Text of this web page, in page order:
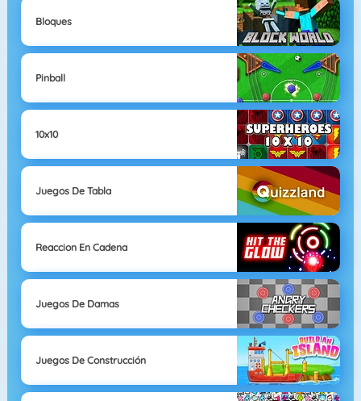
Bloques
Pinball
10x10
Juegos De Tabla
Reaccion En Cadena
Juegos De Damas
Juegos De Construcción